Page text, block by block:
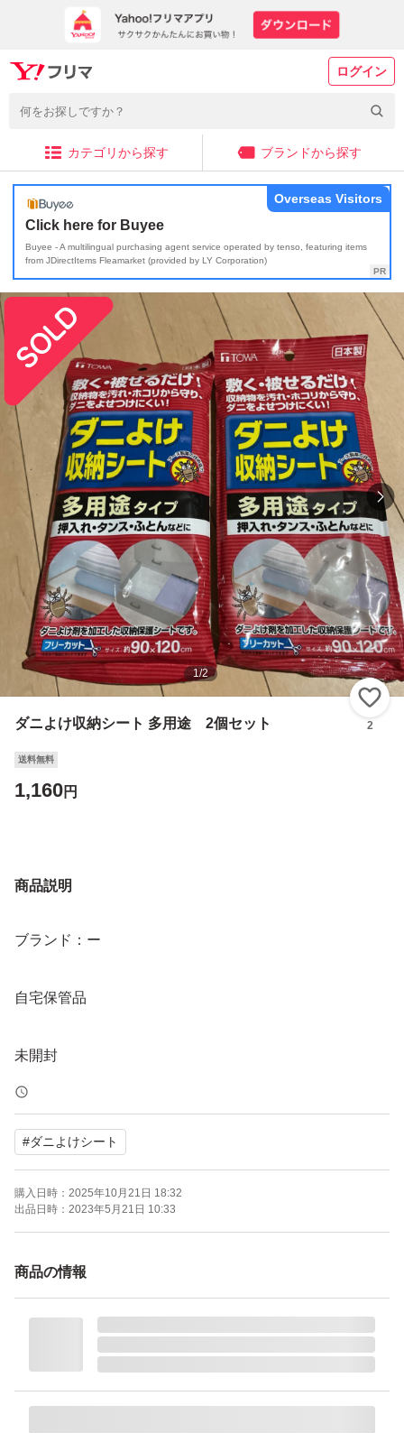
ログイン
カテゴリから探す ブランドから探す
Click here for Buyee
Buyee - A multilingual purchasing agent service operated by tenso, featuring items
from JDirectItems Fleamarket (provided by LY Corporation)
Overseas Visitors
1/2
ダニよけ収納シート 多用途 2個セット 2
送料無料
1,160円
商品説明
ブランド：ー
自宅保管品
未開封
#ダニよけシート
購入日時： 2025年10月21日 18:32
出品日時： 2023年5月21日 10:33
商品の情報